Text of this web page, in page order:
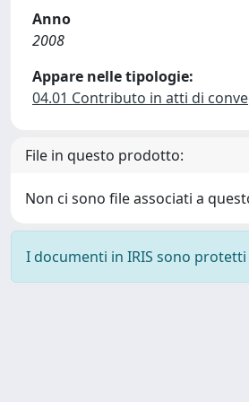
Anno
2008
Appare nelle tipologie:
04.01 Contributo in atti di
File in questo prodotto:
Non ci sono file associati a
I documenti in IRIS sono